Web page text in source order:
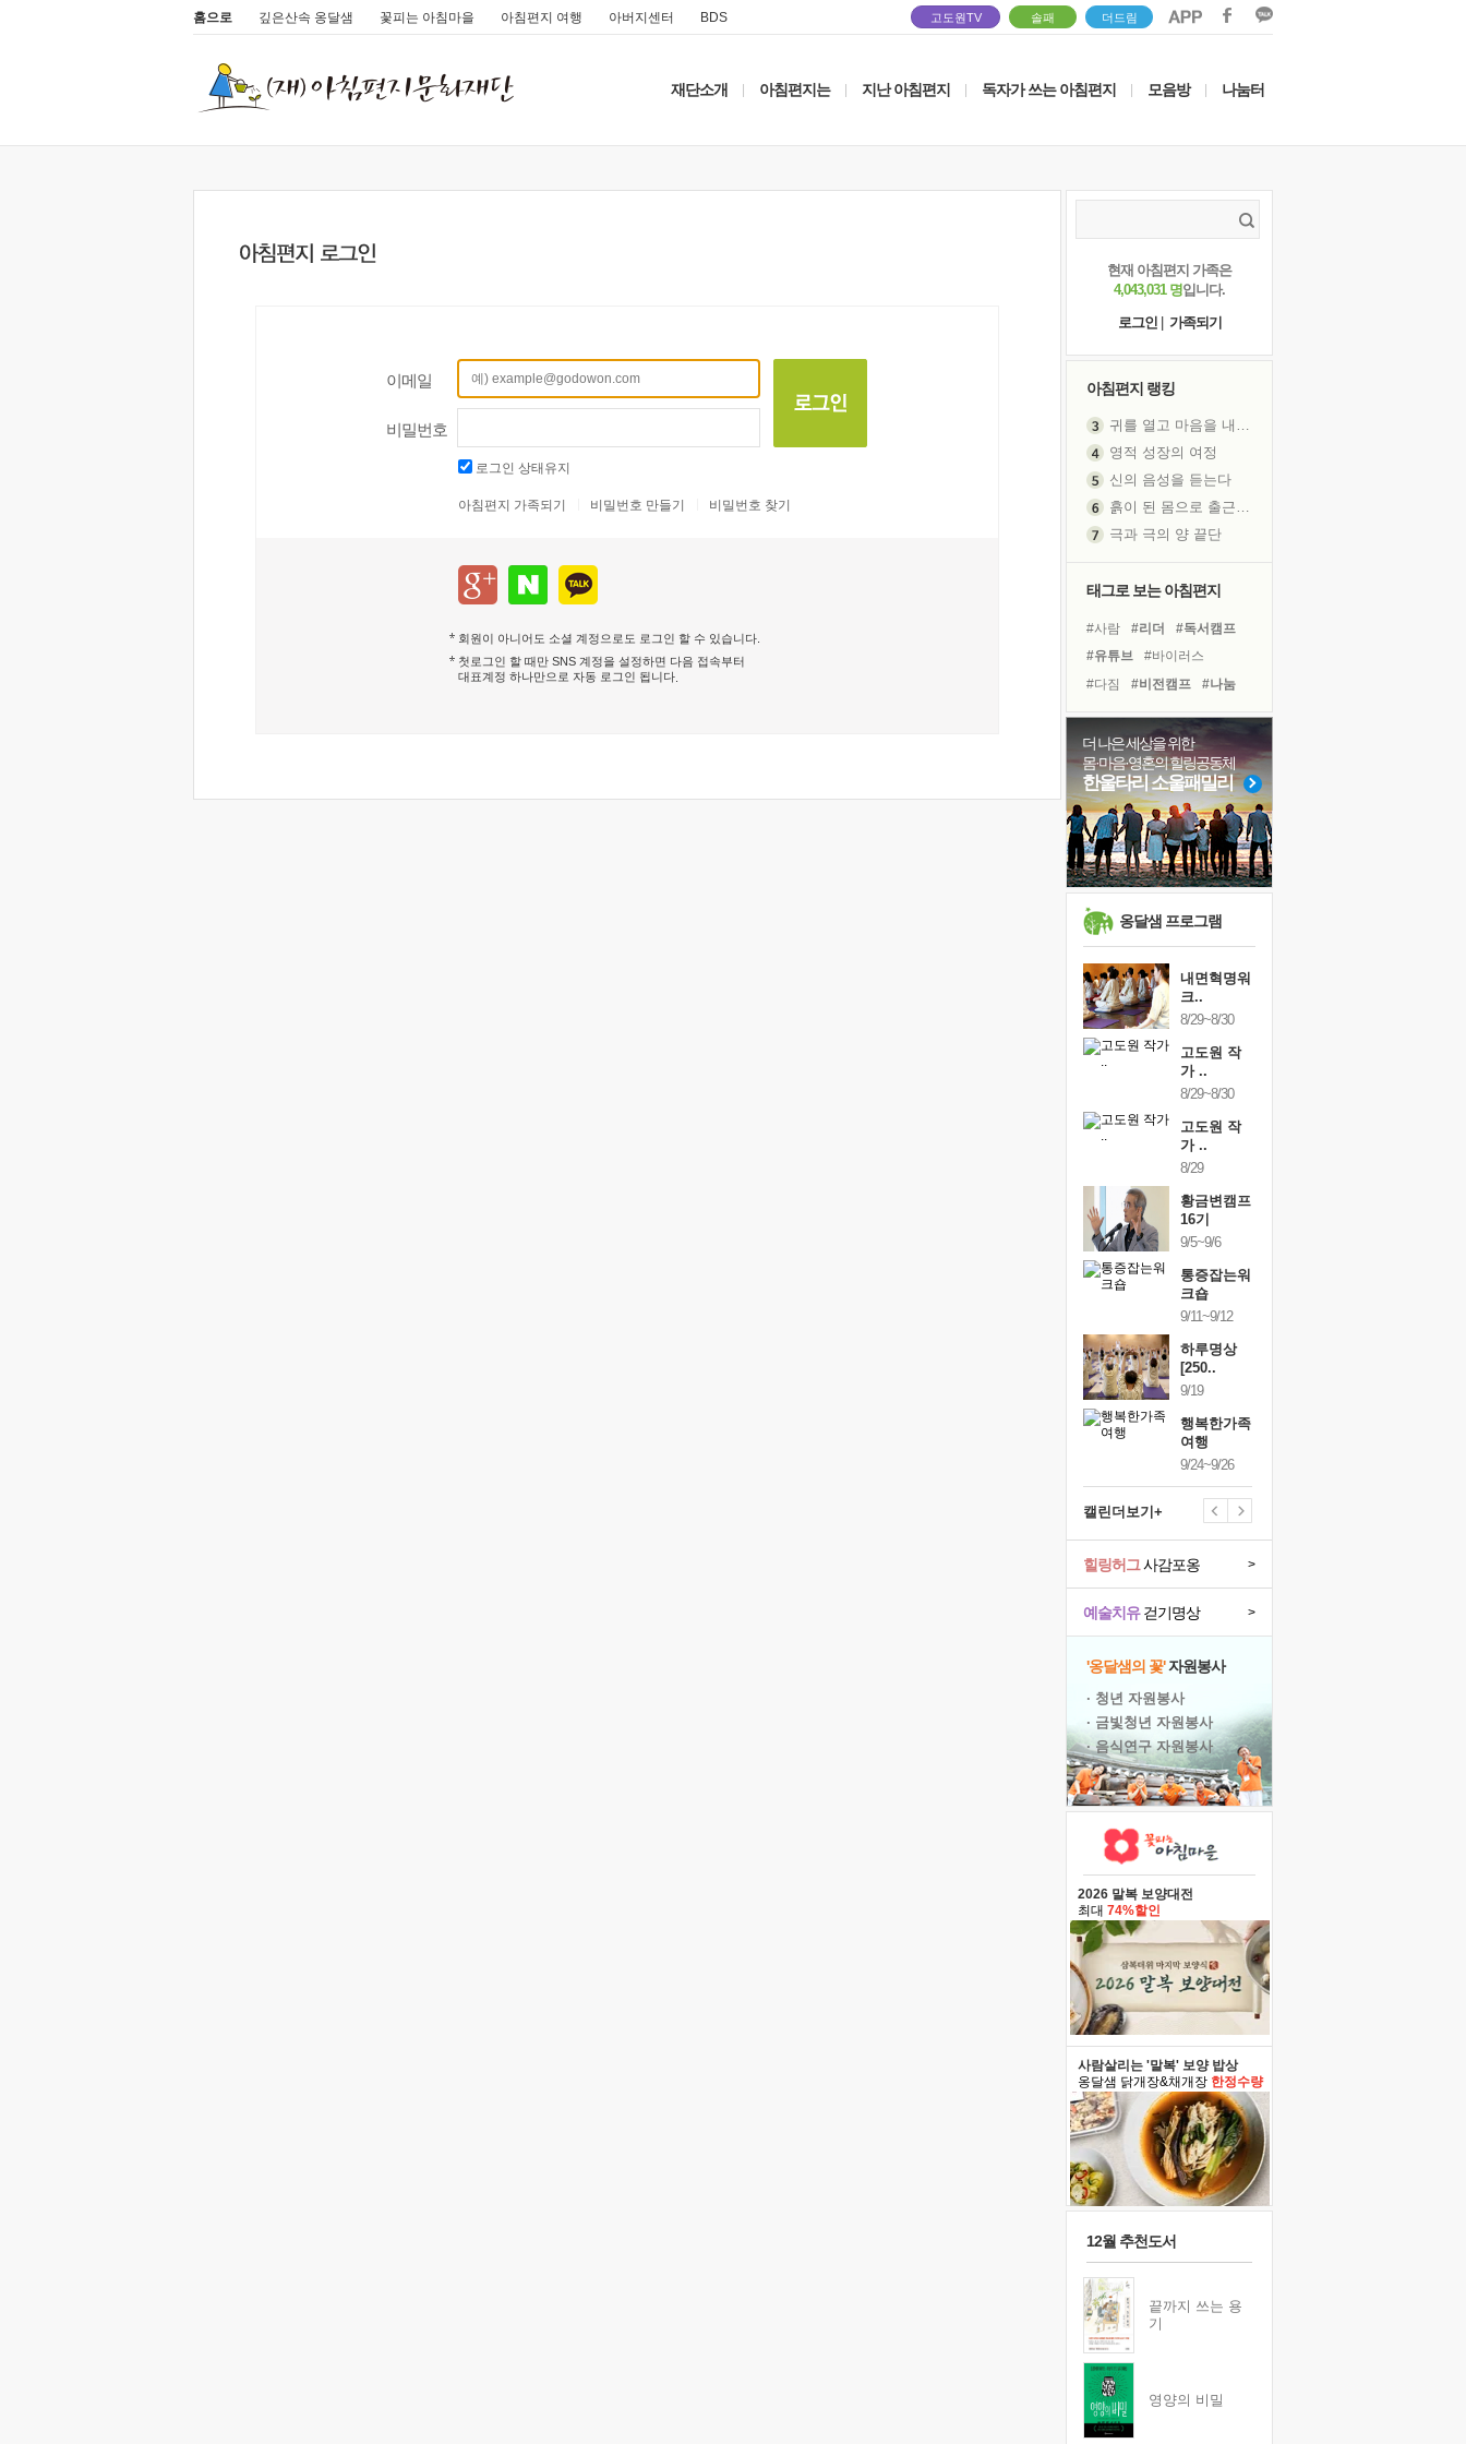
홈으로 깊은산속 옹달샘 꽃피는 아침마을 아침편지 여행 아버지센터 BDS 고도원TV 솔패 더드림
재단소개 아침편지는 지난 아침편지 독자가 쓰는 아침편지 모음방 나눔터
이메일
비밀번호
로그인 상태유지
아침편지 가족되기 비밀번호 만들기 비밀번호 찾기
회원이 아니어도 소셜 계정으로도 로그인 할 수 있습니다.
첫로그인 할 때만 SNS 계정을 설정하면 다음 접속부터
대표계정 하나만으로 자동 로그인 됩니다
현재 아침편지 가족은
4,043,031 명입니다.
로그인
가족되기
아침편지 랭킹
귀를 열고 마음을 내어주고
영적 성장의 여정
신의 음성을 듣는다
흙이 된 몸으로 출근하는 여자
극과 극의 양 끝단
아픈 아버지를 위한 공간 설계
슬럼프
보고 싶은 어머니
유년 시절의 부산 영도 바다
못된 꼰대들
너무 황홀한 꽃들이여!
희망이란
'모른다'는 것
태그로 보는 아침편지
#사람 #리더
#독서캠프
#유튜브
#바이러스
#다짐
#비전캠프
#나눔
#면역력
#힐링
#건강
#삶
#친구 #독서
#선택
#위기
#도움
#아이들
#경험
#희망
#명상
#극복
더 나은 세상을 위한
몸·마음·영혼의 힐링공동체
한울타리 소울패밀리
옹달샘 프로그램
내면혁명워
크..
8/29~8/30
고도원 작
가 ..
8/29~8/30
고도원 작
가 ..
8/29
황금변캠프
16기
9/5~9/6
통증잡는워
크숍
9/11~9/12
하루명상
[250..
9/19
행복한가족
여행
9/24~9/26
캘린더보기+
예술치유걷기명상 >
힐링허그사감포옹 >
'옹달샘의 꽃'자원봉사
· 청년 자원봉사
· 금빛청년 자원봉사
· 음식연구 자원봉사
2026 말복 보양대전
최대 74%할인
사람살리는 '말복' 보양 밥상
옹달샘 닭개장&채개장 한정수량
12월 추천도서
끝까지 쓰는 용
기
영양의 비밀